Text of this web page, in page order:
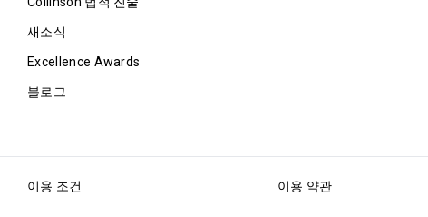
새소식
Excellence Awards
블로그
이용 조건 이용 약관